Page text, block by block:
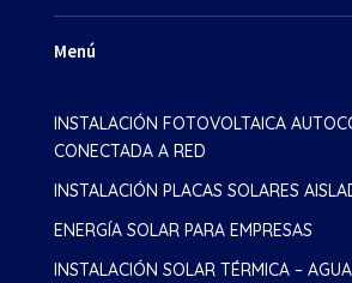
Menú
INSTALACIÓN FOTOVOLTAICA
CONECTADA A RED
INSTALACIÓN PLACAS SOLARES
ENERGÍA SOLAR PARA EMPRESAS
INSTALACIÓN SOLAR TÉRMICA –